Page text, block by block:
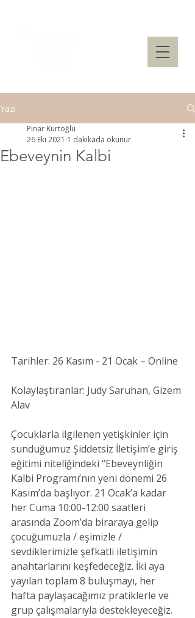
Yazı
Ebeveynin Kalbi
Pınar Kurtoğlu
26 Eki 2021 1 dakikada okunur
Tarihler: 26 Kasım - 21 Ocak – Online
Kolaylaştıranlar: Judy Saruhan, Gizem
Alav
Çocuklarla ilgilenen yetişkinler için
sunduğumuz Şiddetsiz İletişim’e giriş
eğitimi niteliğindeki “Ebeveynliğin
Kalbi Programı’nın yeni dönemi 26
Kasım’da başlıyor. 21 Ocak’a kadar
her Cuma 10:00-12:00 saatleri
arasında Zoom’da biraraya gelip
çocuğumuzla / eşimizle /
sevdiklerimizle şefkatli iletişimin
anahtarlarını keşfedeceğiz. İki aya
yayılan toplam 8 buluşmayı, her
hafta paylaşacağımız pratiklerle ve
grup çalışmalarıyla destekleyeceğiz.